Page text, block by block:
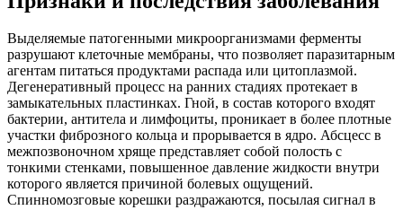
Выделяемые патогенными микроорганизмами ферменты
разрушают клеточные мембраны, что позволяет паразитарным
агентам питаться продуктами распада или цитоплазмой.
Дегенеративный процесс на ранних стадиях протекает в
замыкательных пластинках. Гной, в состав которого входят
бактерии, антитела и лимфоциты, проникает в более плотные
участки фиброзного кольца и прорывается в ядро. Абсцесс в
межпозвоночном хряще представляет собой полость с
тонкими стенками, повышенное давление жидкости внутри
которого является причиной болевых ощущений.
Спинномозговые корешки раздражаются, посылая сигнал в